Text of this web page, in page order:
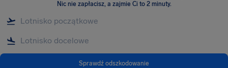
Nic nie zapłacisz, a zajmie Ci to 2 minuty.
Sprawdź odszkodowanie